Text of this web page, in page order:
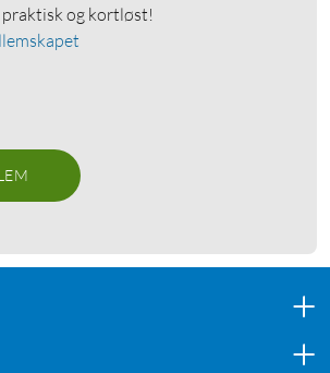
og kortløst!